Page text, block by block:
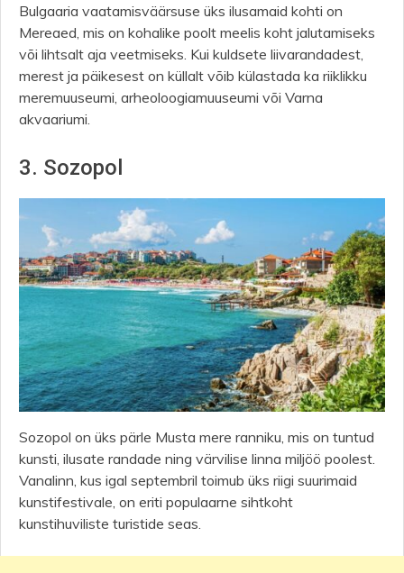
Bulgaaria vaatamisväärsuse üks ilusamaid kohti on
Mereaed, mis on kohalike poolt meelis koht jalutamiseks
või lihtsalt aja veetmiseks. Kui kuldsete liivarandadest,
merest ja päikesest on küllalt võib külastada ka riiklikku
meremuuseumi, arheoloogiamuuseumi või Varna
akvaariumi.
3. Sozopol
Sozopol on üks pärle Musta mere ranniku, mis on tuntud
kunsti, ilusate randade ning värvilise linna miljöö poolest.
Vanalinn, kus igal septembril toimub üks riigi suurimaid
kunstifestivale, on eriti populaarne sihtkoht
kunstihuviliste turistide seas.